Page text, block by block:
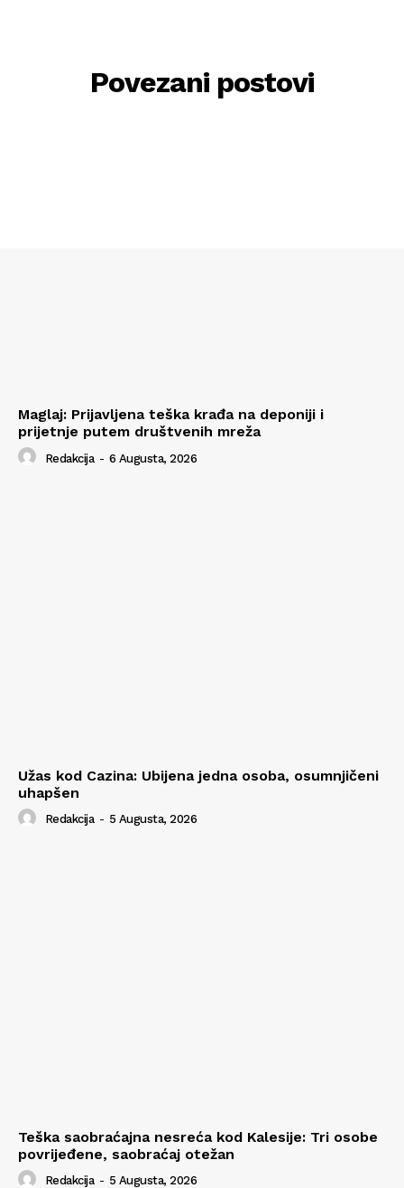
Povezani postovi
Maglaj: Prijavljena teška krađa na deponiji i
prijetnje putem društvenih mreža
Redakcija - 6 Augusta, 2026
Užas kod Cazina: Ubijena jedna osoba, osumnjičeni
uhapšen
Redakcija - 5 Augusta, 2026
Teška saobraćajna nesreća kod Kalesije: Tri osobe
povrijeđene, saobraćaj otežan
Redakcija - 5 Augusta, 2026